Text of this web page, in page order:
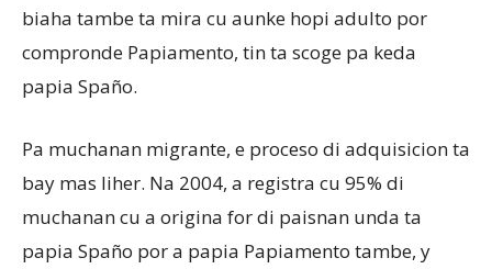
biaha tambe ta mira cu aunke hopi adulto por
compronde Papiamento, tin ta scoge pa keda
papia Spaño.
Pa muchanan migrante, e proceso di adquisicion ta
bay mas liher. Na 2004, a registra cu 95% di
muchanan cu a origina for di paisnan unda ta
papia Spaño por a papia Papiamento tambe, y